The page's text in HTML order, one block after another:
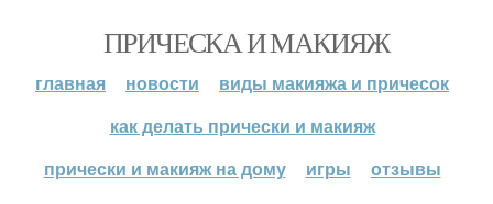
ПРИЧЕСКА И МАКИЯЖ
главная новости
виды макияжа и причесок
как делать прически и макияж
прически и макияж на дому
игры отзывы